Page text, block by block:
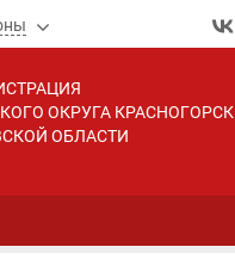
ОКРУГА КРАСНОГОРСК
ОБЛАСТИ